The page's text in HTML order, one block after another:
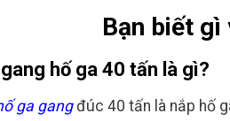
Bạn biết gì
gang hố ga 40 tấn là gì?
ga gangđúc 40 tấn là nắp hố